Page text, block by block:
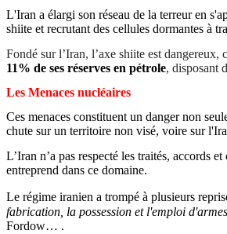
L'Iran a élargi son réseau de la terreur en
shiite et recrutant des cellules dormantes à
Fondé sur l’Iran, l’axe shiite est
11% de ses réserves en pétrole, disposant
Les Menaces nucléaires
Ces menaces constituent un danger non
chute sur un territoire non visé, voire sur
L’Iran n’a pas respecté les traités, accords
entreprend dans ce domaine.
Le régime iranien a trompé à plusieurs
fabrication, la possession et l'emploi
Fordow… .